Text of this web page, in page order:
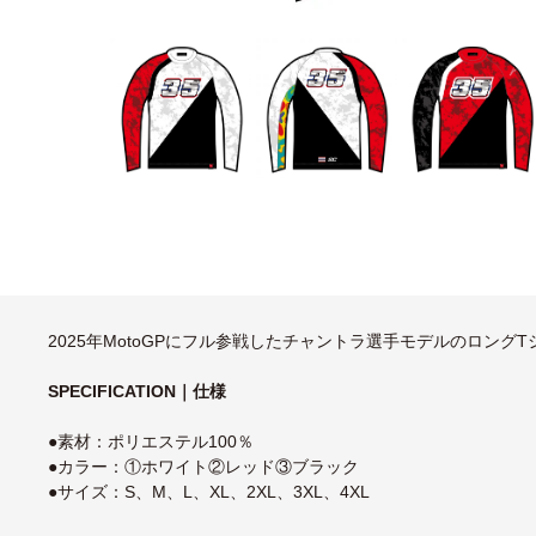
2025年MotoGPにフル参戦したチャントラ選手モデルのロングT
SPECIFICATION｜仕様
●素材：ポリエステル100％
●カラー：①ホワイト②レッド③ブラック
●サイズ：S、M、L、XL、2XL、3XL、4XL